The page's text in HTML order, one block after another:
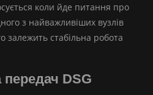
коли йде питання про
з найважливіших вузлів
залежить стабільна робота
DSG